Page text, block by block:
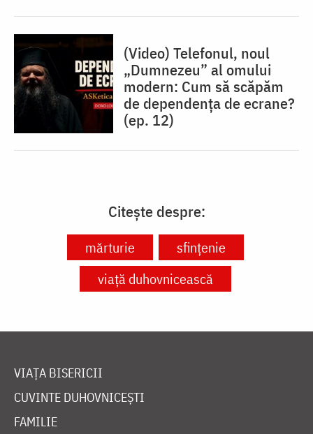
(Video) Telefonul, noul
„Dumnezeu” al omului
modern: Cum să scăpăm
de dependența de ecrane?
(ep. 12)
Citește despre:
mărturie
sfințenie
viață duhovnicească
VIAȚA BISERICII
CUVINTE DUHOVNICEȘTI
FAMILIE